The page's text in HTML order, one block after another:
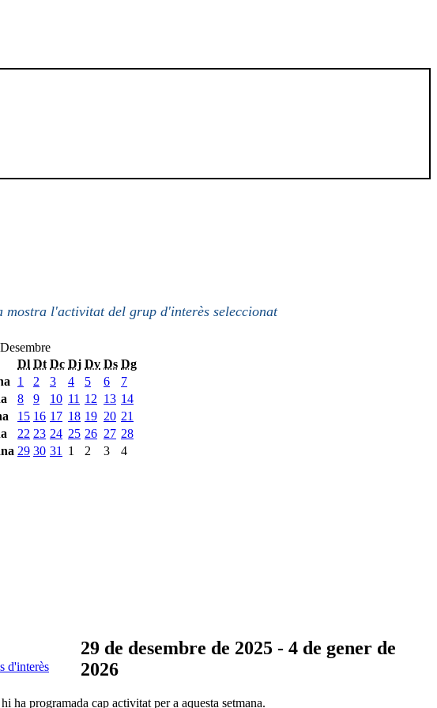
mostra l'activitat del grup d'interès seleccionat
Desembre
Dl Dt Dc Dj Dv Ds Dg
1 2 3 4 5 6
7
8 9 10 11 12 13 14
15 16 17 18 19 20 21
22 23 24 25 26 27 28
29 30 31 1 2 3 4
d'interès
29 de desembre de 2025 - 4 de gener de
2026
ha programada cap activitat per a aquesta setmana.